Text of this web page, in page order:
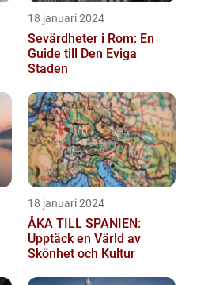
18 januari 2024
Sevärdheter i Rom: En
Guide till Den Eviga
Staden
18 januari 2024
ÅKA TILL SPANIEN:
Upptäck en Värld av
Skönhet och Kultur